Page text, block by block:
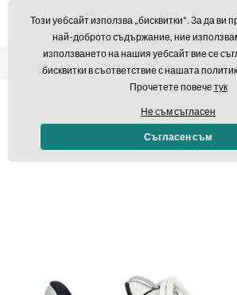
Връщане в рамките на 14 дни
Този уебсайт използва „бисквитки“. За да
най-доброто съдържание, ние
използването на нашия уебсайт вие се
бисквитки в съответствие с нашата
Прочетете повечетук
Не съм съгласен
Съгласен съм